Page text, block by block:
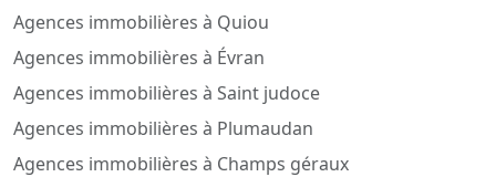
Agences immobilières à Quiou
Agences immobilières à Évran
Agences immobilières à Saint judoce
Agences immobilières à Plumaudan
Agences immobilières à Champs géraux